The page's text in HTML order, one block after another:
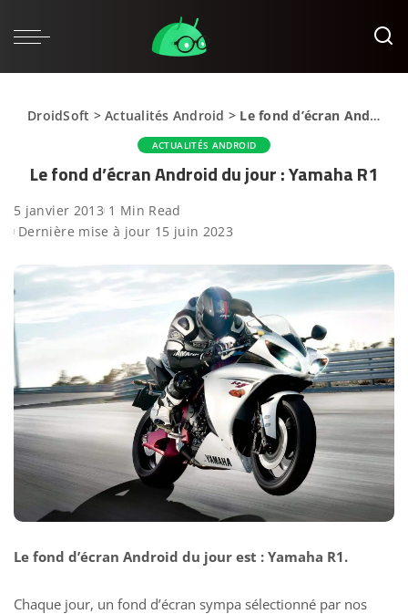
DroidSoft >Actualités Android > Le fond d’écran Android du jour : Yamaha R1
ACTUALITÉS ANDROID
Le fond d’écran Android du jour : Yamaha R1
5 janvier 2013 1 Min Read
Dernière mise à jour 15 juin 2023
Le fond d’écran Android du jour est : Yamaha R1.
Chaque jour, un fond d’écran sympa sélectionné par nos